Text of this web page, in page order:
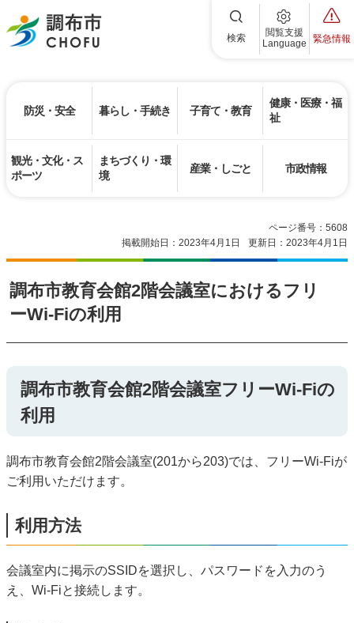
調布市 検索
閲覧支援
Language
緊急情報
防災・安全 暮らし・手続き 子育て・教育
健康・医療・福
祉
観光・文化・ス
ポーツ
まちづくり・環
境
産業・しごと 市政情報
ページ番号：5608
掲載開始日：2023年4月1日
更新日：2023年4月1日
調布市教育会館2階会議室におけるフリ
ーWi-Fiの利用
調布市教育会館2階会議室フリーWi-Fiの
利用
調布市教育会館2階会議室(201から203)では、フリーWi-Fiが
ご利用いただけます。
利用方法
会議室内に掲示のSSIDを選択し、パスワードを入力のう
え、Wi-Fiと接続します。